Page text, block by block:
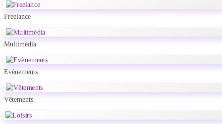
Freelance
Multimédia
Evènements
Vêtements